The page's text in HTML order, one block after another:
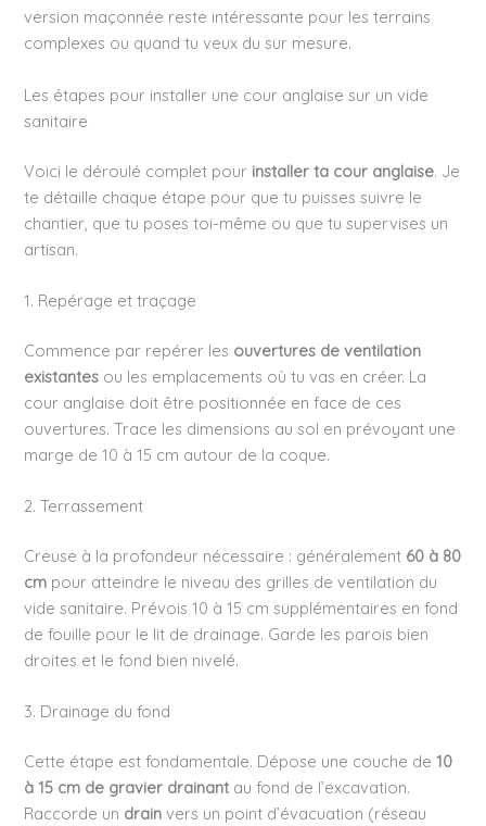
version maçonnée reste intéressante pour les terrains
complexes ou quand tu veux du sur mesure.
Les étapes pour installer une cour anglaise sur un vide
sanitaire
Voici le déroulé complet pour installer ta cour anglaise. Je
te détaille chaque étape pour que tu puisses suivre le
chantier, que tu poses toi-même ou que tu supervises un
artisan.
1. Repérage et traçage
Commence par repérer les ouvertures de ventilation
existantes ou les emplacements où tu vas en créer. La
cour anglaise doit être positionnée en face de ces
ouvertures. Trace les dimensions au sol en prévoyant une
marge de 10 à 15 cm autour de la coque.
2. Terrassement
Creuse à la profondeur nécessaire : généralement 60 à 80
cm pour atteindre le niveau des grilles de ventilation du
vide sanitaire. Prévois 10 à 15 cm supplémentaires en fond
de fouille pour le lit de drainage. Garde les parois bien
droites et le fond bien nivelé.
3. Drainage du fond
Cette étape est fondamentale. Dépose une couche de10
à 15 cm de gravier drainant au fond de l’excavation.
Raccorde un drain vers un point d’évacuation (réseau